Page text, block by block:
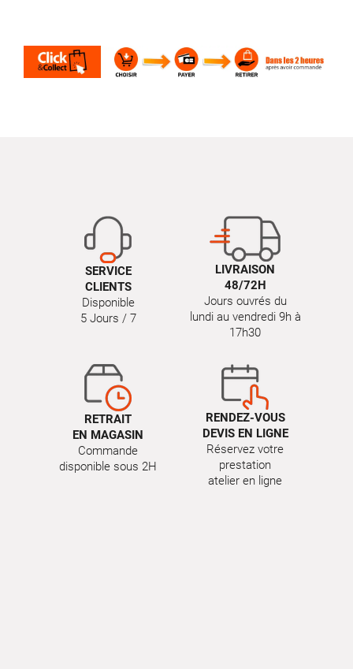
SERVICE
CLIENTS
Disponible
5 Jours / 7
LIVRAISON
48/72H
Jours ouvrés du
lundi au vendredi 9h à
17h30
RETRAIT
EN MAGASIN
Commande
disponible sous 2H
RENDEZ-VOUS
DEVIS EN LIGNE
Réservez votre
prestation
atelier en ligne